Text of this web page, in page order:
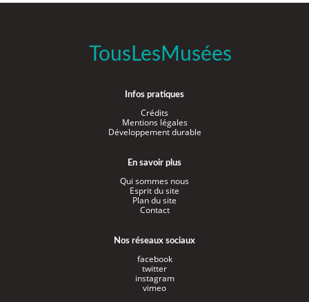
TousLesMusées
Infos pratiques
Crédits
Mentions légales
Développement durable
En savoir plus
Qui sommes nous
Esprit du site
Plan du site
Contact
Nos réseaux sociaux
facebook
twitter
instagram
vimeo